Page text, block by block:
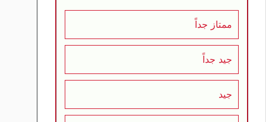
ممتاز جداً
جيد جداً
جيد